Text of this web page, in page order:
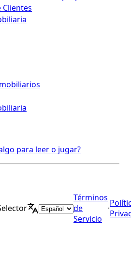
para leer o jugar?
Términos
de
Servicio
·